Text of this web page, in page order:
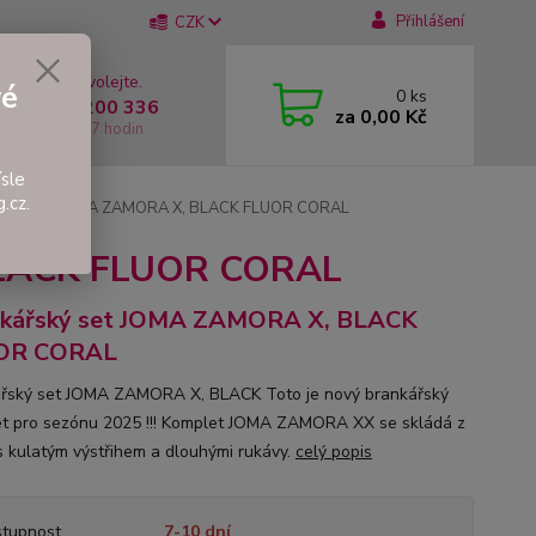
CZK Přihlášení
si rady? Zavolejte.
737 200 336
Pátek: 8 - 17 hodin
0 ks
za 0,00 Kč
set JOMA ZAMORA X, BLACK FLUOR CORAL
FLUOR CORAL
set JOMA ZAMORA X, BLACK
CORAL
set JOMA ZAMORA X, BLACK Toto je nový brankářský
pro sezónu 2025 !!! Komplet JOMA ZAMORA XX se skládá z
kulatým výstřihem a dlouhými rukávy. celý popis